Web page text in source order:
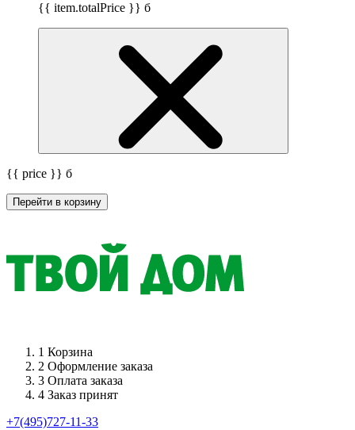
{{ item.totalPrice }} б
{{ price }} б
Перейти в корзину
1 Корзина
2 Оформление заказа
3 Оплата заказа
4 Заказ принят
+7(495)727-11-33